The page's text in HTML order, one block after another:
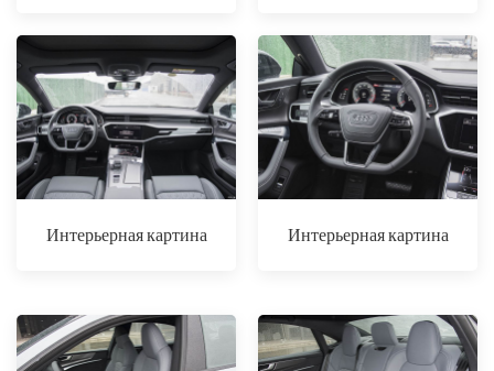
Интерьерная картина Интерьерная картина